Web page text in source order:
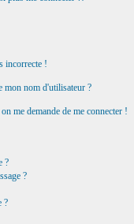
incorrecte !
mon nom d'utilisateur ?
me demande de me connecter !
?
?
?